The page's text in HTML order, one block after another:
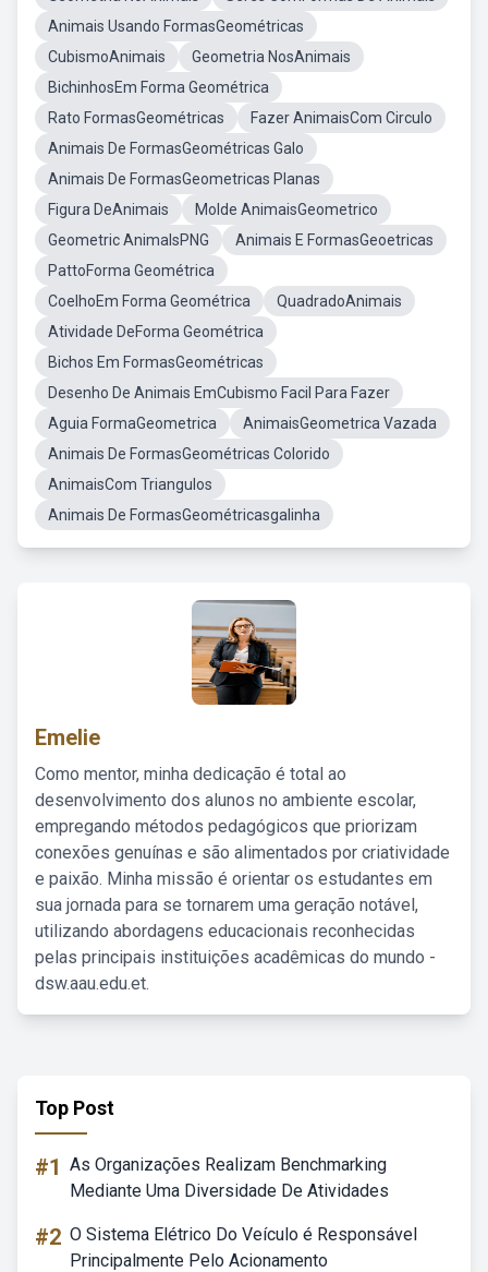
Animais Usando FormasGeométricas
CubismoAnimais
Geometria NosAnimais
BichinhosEm Forma Geométrica
Rato FormasGeométricas
Fazer AnimaisCom Circulo
Animais De FormasGeométricas Galo
Animais De FormasGeometricas Planas
Figura DeAnimais
Molde AnimaisGeometrico
Geometric AnimalsPNG
Animais E FormasGeoetricas
PattoForma Geométrica
CoelhoEm Forma Geométrica
QuadradoAnimais
Atividade DeForma Geométrica
Bichos Em FormasGeométricas
Desenho De Animais EmCubismo Facil Para Fazer
Aguia FormaGeometrica
AnimaisGeometrica Vazada
Animais De FormasGeométricas Colorido
AnimaisCom Triangulos
Animais De FormasGeométricasgalinha
Emelie
Como mentor, minha dedicação é total ao
desenvolvimento dos alunos no ambiente escolar,
empregando métodos pedagógicos que priorizam
conexões genuínas e são alimentados por criatividade
e paixão. Minha missão é orientar os estudantes em
sua jornada para se tornarem uma geração notável,
utilizando abordagens educacionais reconhecidas
pelas principais instituições acadêmicas do mundo -
dsw.aau.edu.et.
Top Post
#1 As Organizações Realizam Benchmarking
Mediante Uma Diversidade De Atividades
#2 O Sistema Elétrico Do Veículo é Responsável
Principalmente Pelo Acionamento